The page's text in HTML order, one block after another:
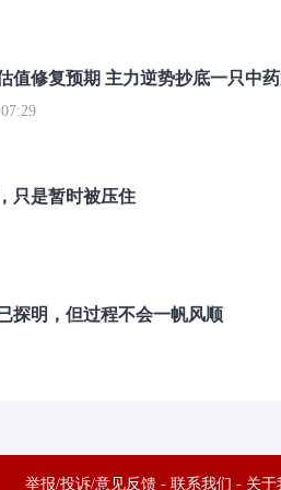
值修复预期 主力逆势抄底一只中
只是暂时被压住
探明，但过程不会一帆风顺
举报/投诉/意见反馈- 联系我们 - 关于